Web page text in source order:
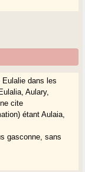
dans les
Aulary,
cite
étant Aulaia,
gasconne, sans